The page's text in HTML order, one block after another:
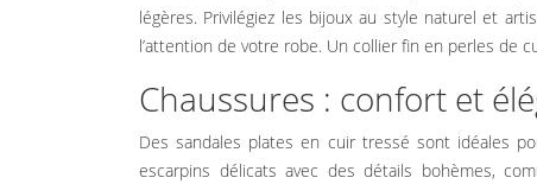
DE LA SALLE
DE MARIAGE
ACCESSOIRES
légères. Privilégiez les bijoux au style naturel et
l’attention de votre robe. Un collier fin en perles de
Chaussures : confort et
Des sandales plates en cuir tressé sont idéales
escarpins délicats avec des détails bohèmes,